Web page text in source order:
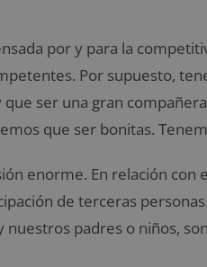
por y para la
Por supuesto,
ser una gran
que ser bonitas.
enorme. En relación con
de terceras
padres o niños,